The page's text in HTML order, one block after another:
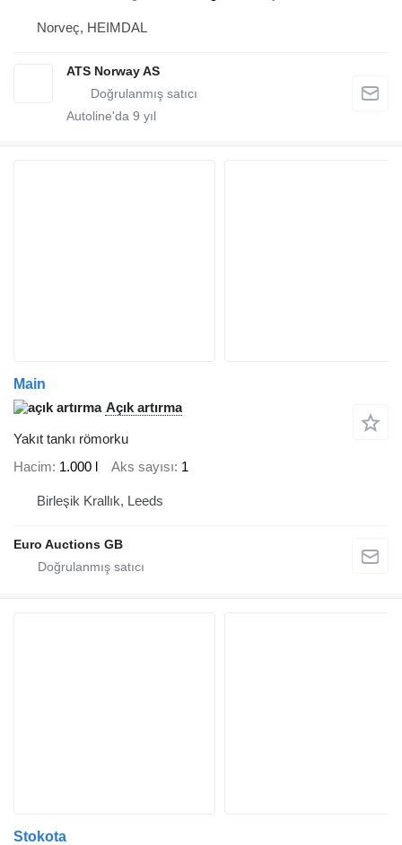
Norveç, HEIMDAL
ATS Norway AS
Autoline'da 9 yıl
Main
Açık artırma
Yakıt tankı römorku
Hacim 1.000 l Aks sayısı 1
Birleşik Krallık, Leeds
Euro Auctions GB
Stokota